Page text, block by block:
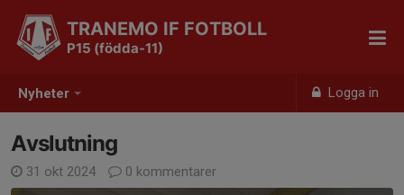
Nyheter Logga in
TRANEMO IF FOTBOLL
P15 (födda-11)
Avslutning
31 okt 2024 0 kommentarer